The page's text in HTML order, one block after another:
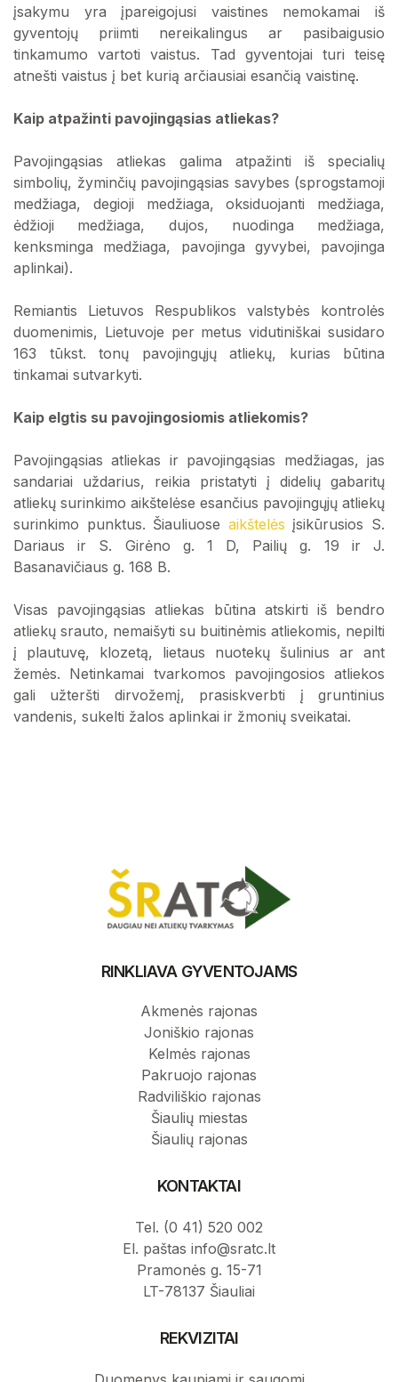
įsakymu yra įpareigojusi vaistines nemokamai iš
gyventojų priimti nereikalingus ar pasibaigusio
tinkamumo vartoti vaistus. Tad gyventojai turi teisę
atnešti vaistus į bet kurią arčiausiai esančią vaistinę.
Kaip atpažinti pavojingąsias atliekas?
Pavojingąsias atliekas galima atpažinti iš specialių
simbolių, žyminčių pavojingąsias savybes (sprogstamoji
medžiaga, degioji medžiaga, oksiduojanti medžiaga,
ėdžioji medžiaga, dujos, nuodinga medžiaga,
kenksminga medžiaga, pavojinga gyvybei, pavojinga
aplinkai).
Remiantis Lietuvos Respublikos valstybės kontrolės
duomenimis, Lietuvoje per metus vidutiniškai susidaro
163 tūkst. tonų pavojingųjų atliekų, kurias būtina
tinkamai sutvarkyti.
Kaip elgtis su pavojingosiomis atliekomis?
Pavojingąsias atliekas ir pavojingąsias medžiagas, jas
sandariai uždarius, reikia pristatyti į didelių gabaritų
atliekų surinkimo aikštelėse esančius pavojingųjų atliekų
surinkimo punktus. Šiauliuose aikštelės įsikūrusios S.
Dariaus ir S. Girėno g. 1 D, Pailių g. 19 ir J.
Basanavičiaus g. 168 B.
Visas pavojingąsias atliekas būtina atskirti iš bendro
atliekų srauto, nemaišyti su buitinėmis atliekomis, nepilti
į plautuvę, klozetą, lietaus nuotekų šulinius ar ant
žemės. Netinkamai tvarkomos pavojingosios atliekos
gali užteršti dirvožemį, prasiskverbti į gruntinius
vandenis, sukelti žalos aplinkai ir žmonių sveikatai.
RINKLIAVA GYVENTOJAMS
Akmenės rajonas
Joniškio rajonas
Kelmės rajonas
Pakruojo rajonas
Radviliškio rajonas
Šiaulių miestas
Šiaulių rajonas
KONTAKTAI
Tel. (0 41) 520 002
El. paštas info@sratc.lt
Pramonės g. 15-71
LT-78137 Šiauliai
REKVIZITAI